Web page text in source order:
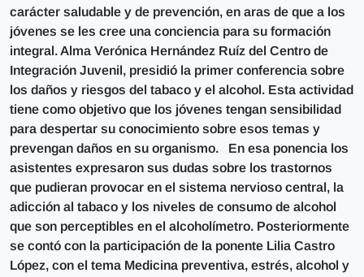
carácter saludable y de prevención, en aras de que a los
jóvenes se les cree una conciencia para su formación
integral. Alma Verónica Hernández Ruíz del Centro de
Integración Juvenil, presidió la primer conferencia sobre
los daños y riesgos del tabaco y el alcohol. Esta actividad
tiene como objetivo que los jóvenes tengan sensibilidad
para despertar su conocimiento sobre esos temas y
prevengan daños en su organismo. En esa ponencia los
asistentes expresaron sus dudas sobre los trastornos
que pudieran provocar en el sistema nervioso central, la
adicción al tabaco y los niveles de consumo de alcohol
que son perceptibles en el alcoholímetro. Posteriormente
se contó con la participación de la ponente Lilia Castro
López, con el tema Medicina preventiva, estrés, alcohol y